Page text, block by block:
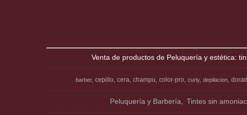
Venta de productos de Peluquería y estética:
barber cepillo cera champu color-pro curly depilacion
Peluquería y Barbería Tintes sin